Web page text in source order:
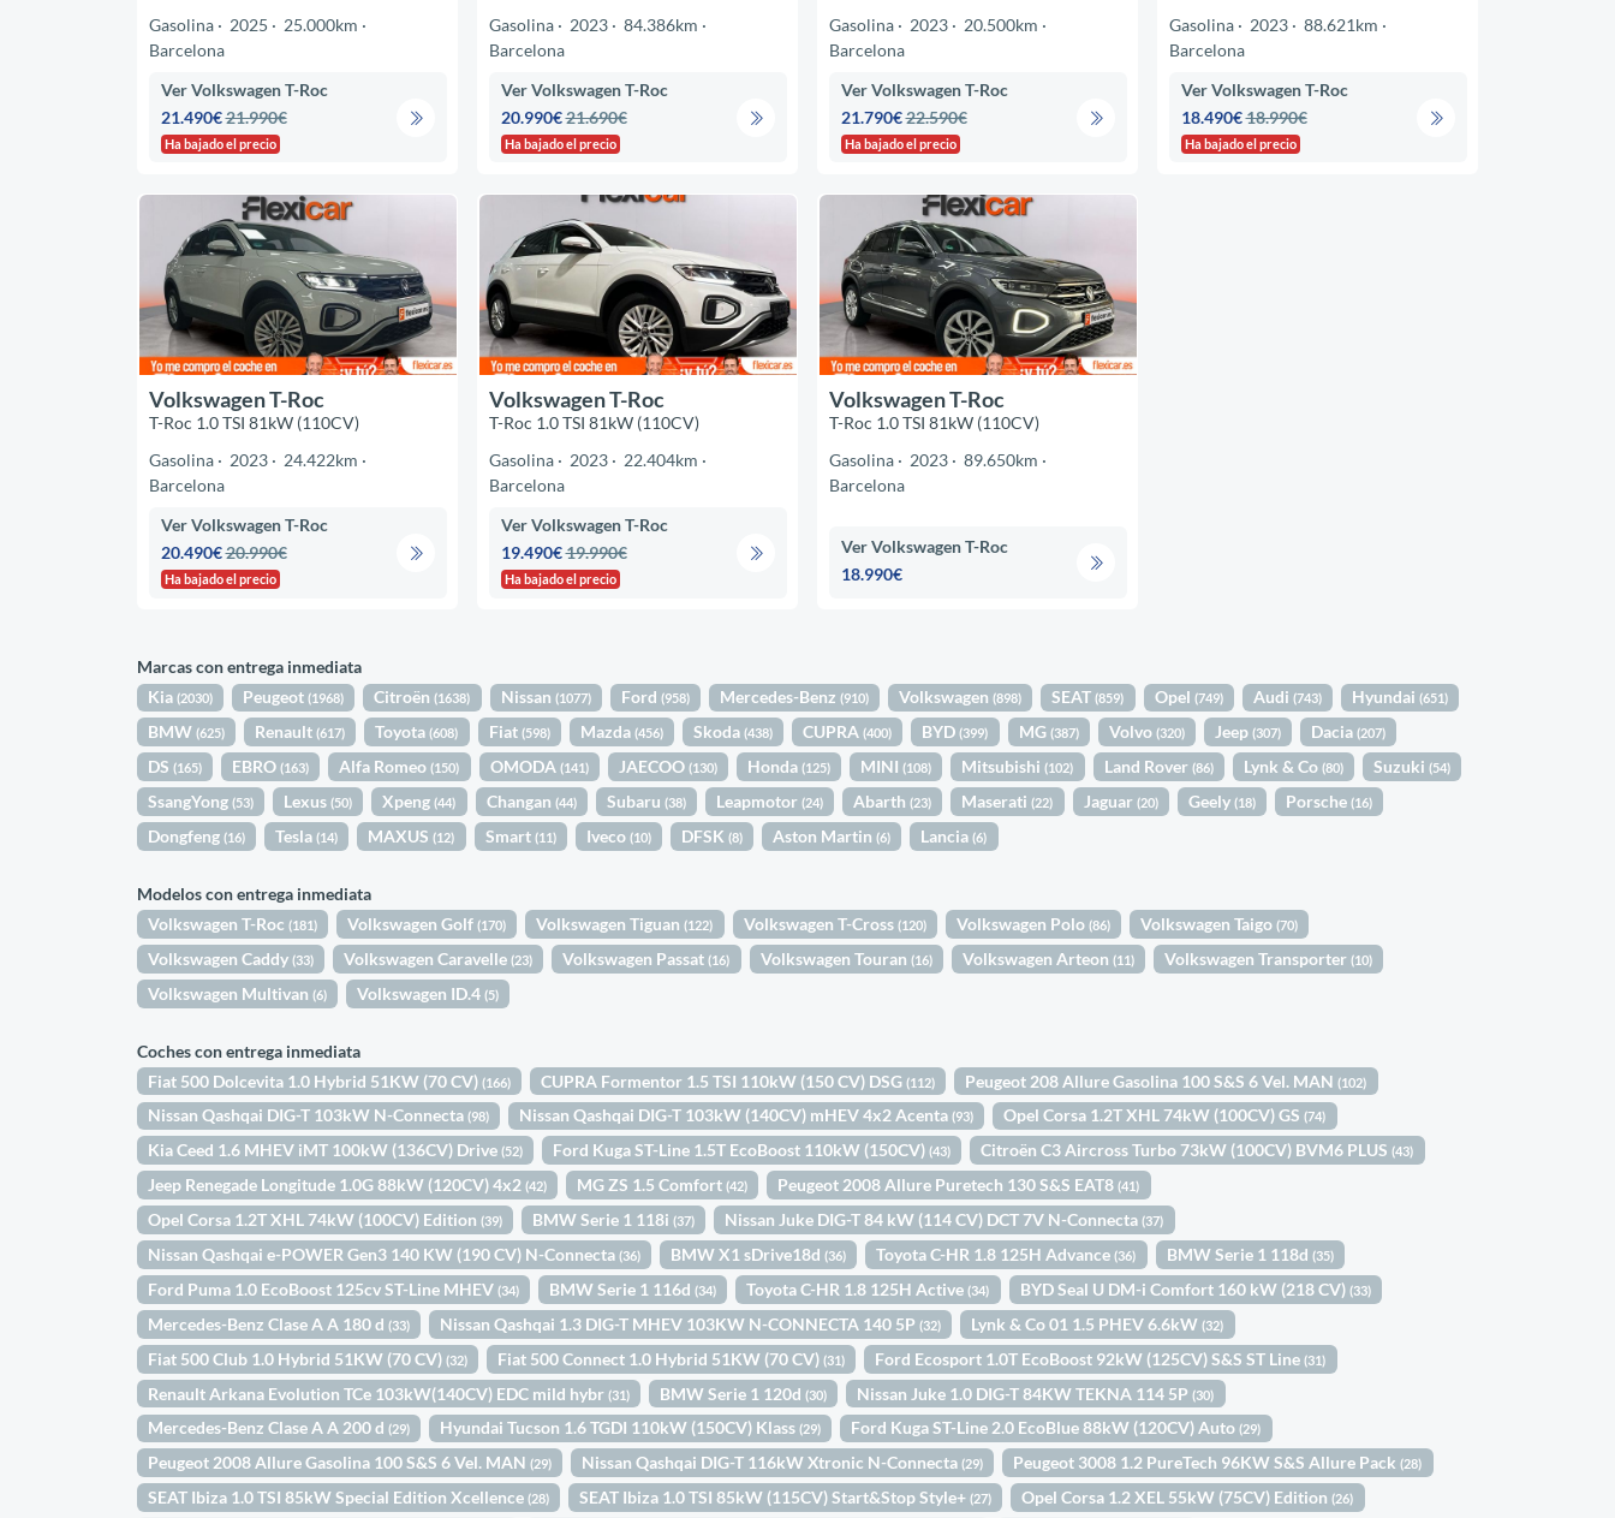
Gasolina
2025
25.000km
Barcelona
Ver Volkswagen T-Roc
21.490€21.990€
Ha bajado el precio
Gasolina
2023
84.386km
Barcelona
Ver Volkswagen T-Roc
20.990€21.690€
Ha bajado el precio
Gasolina
2023
20.500km
Barcelona
Ver Volkswagen T-Roc
21.790€22.590€
Ha bajado el precio
Gasolina
2023
88.621km
Barcelona
Ver Volkswagen T-Roc
18.490€18.990€
Ha bajado el precio
Volkswagen T-Roc
T-Roc 1.0 TSI 81kW (110CV)
Gasolina
2023
24.422km
Barcelona
Ver Volkswagen T-Roc
20.490€20.990€
Ha bajado el precio
Volkswagen T-Roc
T-Roc 1.0 TSI 81kW (110CV)
Gasolina
2023
22.404km
Barcelona
Ver Volkswagen T-Roc
19.490€19.990€
Ha bajado el precio
Volkswagen T-Roc
T-Roc 1.0 TSI 81kW (110CV)
Gasolina
2023
89.650km
Barcelona
Ver Volkswagen T-Roc
18.990€
Marcas con entrega inmediata
Kia(2030) Peugeot(1968) Citroën(1638) Nissan (1077) Ford (958) Mercedes-Benz(910) Volkswagen(898) SEAT(859) Opel (749) Audi (743) Hyundai (651)
BMW(625) Renault(617) Toyota(608) Fiat (598) Mazda (456) Skoda(438) CUPRA(400) BYD(399) MG (387) Volvo (320) Jeep (307) Dacia(207)
DS(165) EBRO(163) Alfa Romeo(150) OMODA (141) JAECOO (130) Honda(125) MINI(108) Mitsubishi(102) Land Rover (86) Lynk & Co (80) Suzuki (54)
SsangYong(53) Lexus(50) Xpeng(44) Changan (44) Subaru (38) Leapmotor(24) Abarth(23) Maserati(22) Jaguar (20) Geely (18) Porsche (16)
Dongfeng(16) Tesla(14) MAXUS(12) Smart (11) Iveco (10) DFSK(8) Aston Martin(6) Lancia(6)
Modelos con entrega inmediata
Volkswagen T-Roc(181) Volkswagen Golf(170) Volkswagen Tiguan(122) Volkswagen T-Cross (120) Volkswagen Polo (86) Volkswagen Taigo(70)
Volkswagen Caddy(33) Volkswagen Caravelle(23) Volkswagen Passat(16) Volkswagen Touran (16) Volkswagen Arteon (11) Volkswagen Transporter(10)
Volkswagen Multivan(6) Volkswagen ID.4(5)
Coches con entrega inmediata
Fiat 500 Dolcevita 1.0 Hybrid 51KW (70 CV)(166) CUPRA Formentor 1.5 TSI 110kW (150 CV) DSG(112) Peugeot 208 Allure Gasolina 100 S&S 6 Vel. MAN(102)
Nissan Qashqai DIG-T 103kW N-Connecta(98) Nissan Qashqai DIG-T 103kW (140CV) mHEV 4x2 Acenta(93) Opel Corsa 1.2T XHL 74kW (100CV) GS(74)
Kia Ceed 1.6 MHEV iMT 100kW (136CV) Drive(52) Ford Kuga ST-Line 1.5T EcoBoost 110kW (150CV)(43) Citroën C3 Aircross Turbo 73kW (100CV) BVM6 PLUS(43)
Jeep Renegade Longitude 1.0G 88kW (120CV) 4x2(42) MG ZS 1.5 Comfort(42) Peugeot 2008 Allure Puretech 130 S&S EAT8(41)
Opel Corsa 1.2T XHL 74kW (100CV) Edition(39) BMW Serie 1 118i(37) Nissan Juke DIG-T 84 kW (114 CV) DCT 7V N-Connecta(37)
Nissan Qashqai e-POWER Gen3 140 KW (190 CV) N-Connecta(36) BMW X1 sDrive18d(36) Toyota C-HR 1.8 125H Advance(36) BMW Serie 1 118d (35)
Ford Puma 1.0 EcoBoost 125cv ST-Line MHEV(34) BMW Serie 1 116d(34) Toyota C-HR 1.8 125H Active(34) BYD Seal U DM-i Comfort 160 kW (218 CV) (33)
Mercedes-Benz Clase A A 180 d(33) Nissan Qashqai 1.3 DIG-T MHEV 103KW N-CONNECTA 140 5P(32) Lynk & Co 01 1.5 PHEV 6.6kW(32)
Fiat 500 Club 1.0 Hybrid 51KW (70 CV)(32) Fiat 500 Connect 1.0 Hybrid 51KW (70 CV)(31) Ford Ecosport 1.0T EcoBoost 92kW (125CV) S&S ST Line(31)
Renault Arkana Evolution TCe 103kW(140CV) EDC mild hybr(31) BMW Serie 1 120d(30) Nissan Juke 1.0 DIG-T 84KW TEKNA 114 5P(30)
Mercedes-Benz Clase A A 200 d(29) Hyundai Tucson 1.6 TGDI 110kW (150CV) Klass(29) Ford Kuga ST-Line 2.0 EcoBlue 88kW (120CV) Auto(29)
Peugeot 2008 Allure Gasolina 100 S&S 6 Vel. MAN(29) Nissan Qashqai DIG-T 116kW Xtronic N-Connecta(29) Peugeot 3008 1.2 PureTech 96KW S&S Allure Pack(28)
SEAT Ibiza 1.0 TSI 85kW Special Edition Xcellence(28) SEAT Ibiza 1.0 TSI 85kW (115CV) Start&Stop Style+(27) Opel Corsa 1.2 XEL 55kW (75CV) Edition(26)